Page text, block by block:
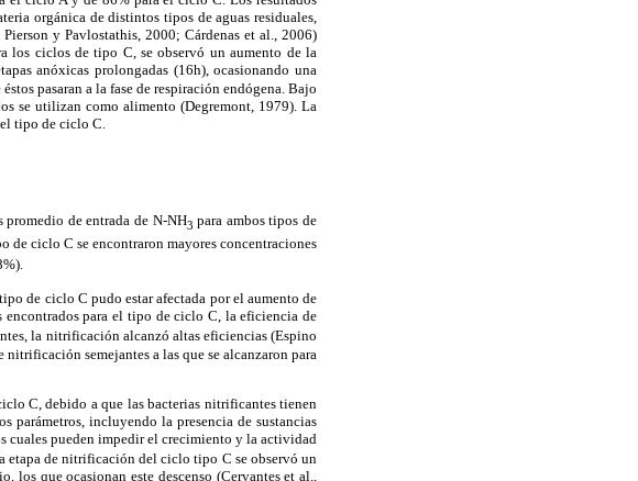
orgánica de distintos tipos de aguas residuales,
y Pavlostathis, 2000; Cárdenas et al., 2006)
los ciclos de tipo C, se observó un aumento de la
anóxicas prolongadas (16h), ocasionando una
pasaran a la fase de respiración endógena. Bajo
se utilizan como alimento (Degremont, 1979). La
tipo de ciclo C.
de entrada de N-NH3para ambos tipos de
de ciclo C se encontraron mayores concentraciones
de ciclo C pudo estar afectada por el aumento de
encontrados para el tipo de ciclo C, la eficiencia de
la nitrificación alcanzó altas eficiencias (Espino
semejantes a las que se alcanzaron para
C, debido a que las bacterias nitrificantes tienen
parámetros, incluyendo la presencia de sustancias
cuales pueden impedir el crecimiento y la actividad
etapa de nitrificación del ciclo tipo C se observó un
los que ocasionan este descenso (Cervantes et al.,